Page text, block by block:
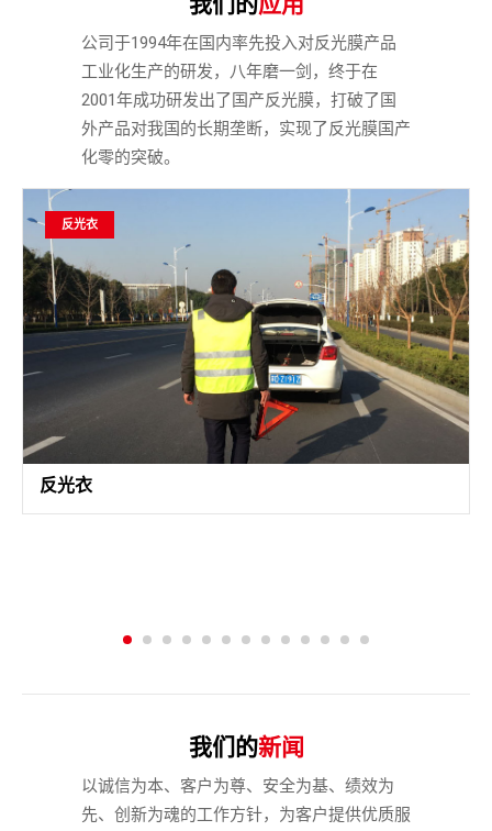
公司于1994年在国内率先投入对反光膜产品
工业化生产的研发，八年磨一剑，终于在
2001年成功研发出了国产反光膜，打破了国
外产品对我国的长期垄断，实现了反光膜国产
化零的突破。
反光衣
反光衣
我们的新闻
以诚信为本、客户为尊、安全为基、绩效为
先、创新为魂的工作方针，为客户提供优质服